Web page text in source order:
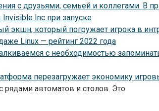
с друзьями, семьей и коллегами. В
Inc при запуске
экшн, который погружает игрока в
Linux — рейтинг 2022 года
с необходимостью
перезагружает экономику
рядами автоматов и столов. Это